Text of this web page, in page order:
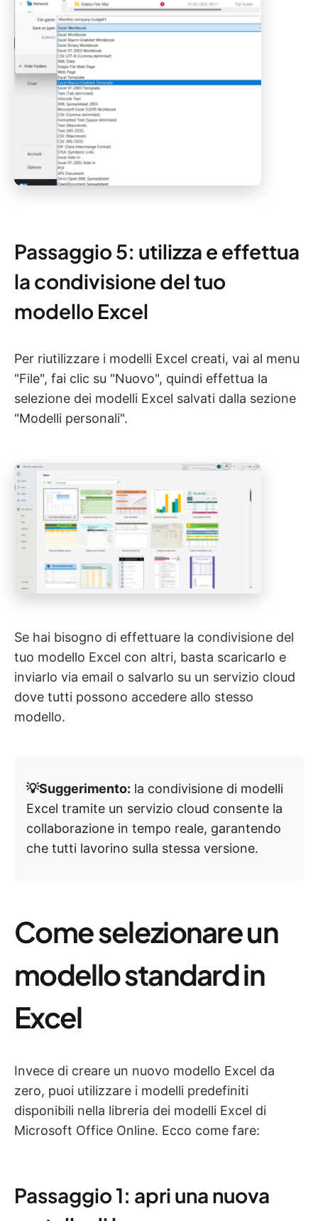
Passaggio 5: utilizza e effettua
la condivisione del tuo
modello Excel
Per riutilizzare i modelli Excel creati, vai al menu
"File", fai clic su "Nuovo", quindi effettua la
selezione dei modelli Excel salvati dalla sezione
"Modelli personali".
Se hai bisogno di effettuare la condivisione del
tuo modello Excel con altri, basta scaricarlo e
inviarlo via email o salvarlo su un servizio cloud
dove tutti possono accedere allo stesso
modello.
💡Suggerimento: la condivisione di modelli
Excel tramite un servizio cloud consente la
collaborazione in tempo reale, garantendo
che tutti lavorino sulla stessa versione.
Come selezionare un
modello standard in
Excel
Invece di creare un nuovo modello Excel da
zero, puoi utilizzare i modelli predefiniti
disponibili nella libreria dei modelli Excel di
Microsoft Office Online. Ecco come fare:
Passaggio 1: apri una nuova